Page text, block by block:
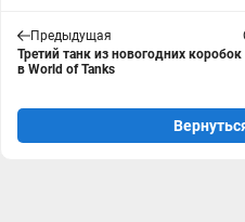
Предыдущая
Третий танк из новогодних коробок
в World of Tanks